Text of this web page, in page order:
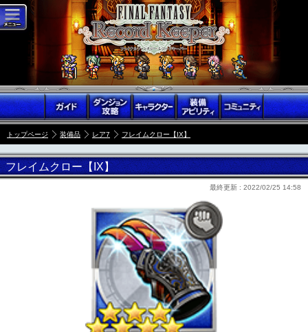
トップページ 装備品 レア7 フレイムクロー【IX】
フレイムクロー【IX】
最終更新 : 2022/02/25 14:58